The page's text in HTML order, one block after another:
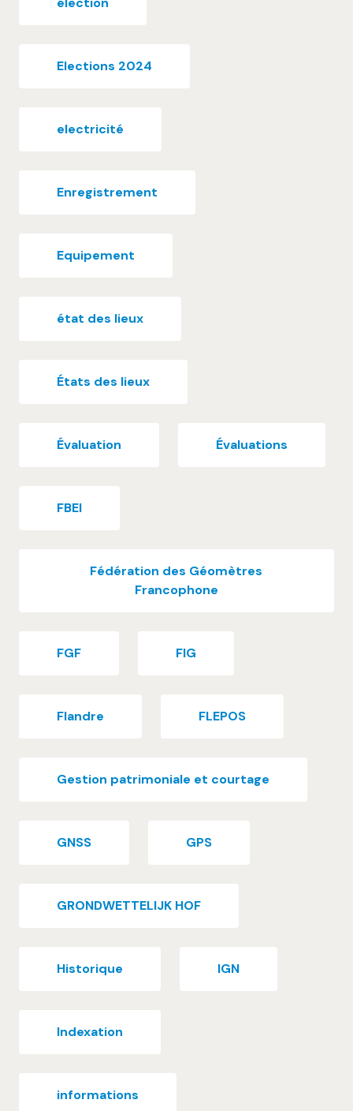
Elections 2024
electricité
Enregistrement
Equipement
état des lieux
États des lieux
Évaluation Évaluations
FBEI
Fédération des Géomètres
Francophone
FGF FIG
Flandre FLEPOS
Gestion patrimoniale et courtage
GNSS GPS
GRONDWETTELIJK HOF
Historique IGN
Indexation
informations